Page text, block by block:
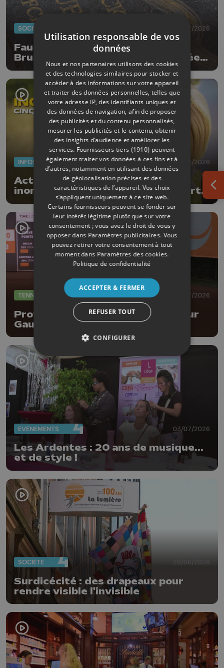
SOCIÉTÉ 20/07/2026
Faut-il enlever la dalle de Patrick
Bruel qui a été à nouveau dégradée ?
"Nos ouvriers sont en vacances"
INFOS 17/07/2026
Actus de la semaine : 5 ans des
inondations, subsides pour le sport
et feu d'artifice
TENNIS 08/07/2026
Province Open : entrée réussi pour
Gauthier Onclin !
EVÈNEMENTS 03/07/2026
Les Ardentes : 20 ans de musique...
et de style !
SOCIÉTÉ 29/06/2026
Surdicécité : des drapeaux pour
rendre visible l'invisible
Utilisation responsable de vos
données
Nous et nos partenaires utilisons des cookies
et des technologies similaires pour stocker et
accéder à des informations sur votre appareil
et traiter des données personnelles, telles que
votre adresse IP, des identifiants uniques et
des données de navigation, afin de proposer
des publicités et du contenu personnalisés,
mesurer les publicités et le contenu, obtenir
des insights d’audience et améliorer les
services. Fournisseurs tiers (1910) peuvent
également traiter vos données à ces fins et à
d’autres, notamment en utilisant des données
de géolocalisation précises et des
caractéristiques de l’appareil. Vos choix
s’appliquent uniquement à ce site web.
Certains fournisseurs peuvent se fonder sur
leur intérêt légitime plutôt que sur votre
consentement ; vous avez le droit de vous y
opposer dans Paramètres publicitaires. Vous
pouvez retirer votre consentement à tout
moment dans Paramètres des cookies.
Politique de confidentialité
ACCEPTER & FERMER
REFUSER TOUT
CONFIGURER